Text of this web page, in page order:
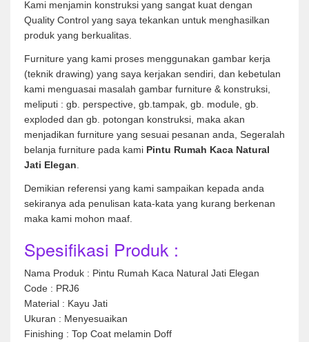
Kami menjamin konstruksi yang sangat kuat dengan
Quality Control yang saya tekankan untuk menghasilkan
produk yang berkualitas.
Furniture yang kami proses menggunakan gambar kerja
(teknik drawing) yang saya kerjakan sendiri, dan kebetulan
kami menguasai masalah gambar furniture & konstruksi,
meliputi : gb. perspective, gb.tampak, gb. module, gb.
exploded dan gb. potongan konstruksi, maka akan
menjadikan furniture yang sesuai pesanan anda, Segeralah
belanja furniture pada kami Pintu Rumah Kaca Natural
Jati Elegan
Demikian referensi yang kami sampaikan kepada anda
sekiranya ada penulisan kata-kata yang kurang berkenan
maka kami mohon maaf.
Spesifikasi Produk :
Nama Produk : Pintu Rumah Kaca Natural Jati Elegan
Code : PRJ6
Material : Kayu Jati
Ukuran : Menyesuaikan
Finishing : Top Coat melamin Doff